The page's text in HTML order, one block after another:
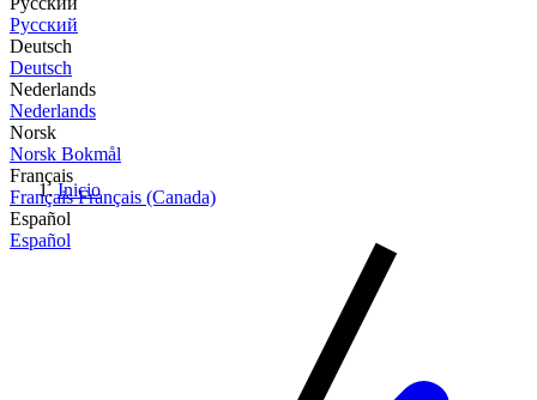
Русский
Deutsch
Deutsch
Nederlands
Nederlands
Norsk
Norsk Bokmål
Français
FrançaisFrançais (Canada)
Español
Español
Inicio